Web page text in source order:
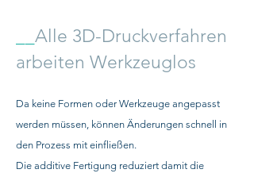
Alle 3D-Druckverfahren
arbeiten Werkzeuglos
Da keine Formen oder Werkzeuge angepasst
werden müssen, können Änderungen schnell in
den Prozess mit einfließen.
Die additive Fertigung reduziert damit die